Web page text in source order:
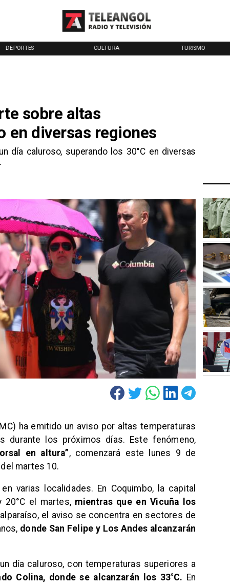
CULTURA TURISMO TENDENCIAS
sobre altas
en diversas regiones
día caluroso, superando los 30°C en diversas
ha emitido un aviso por altas temperaturas
durante los próximos días. Este fenómeno,
en altura”, comenzará este lunes 9 de
martes 10.
varias localidades. En Coquimbo, la capital
20°C el martes, mientras que en Vicuña los
el aviso se concentra en sectores de
donde San Felipe y Los Andes alcanzarán
día caluroso, con temperaturas superiores a
Colina, donde se alcanzarán los 33°C. En